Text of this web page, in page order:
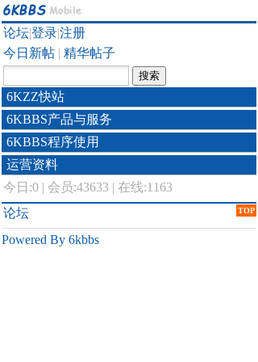
论坛|登录|注册
今日新帖 | 精华帖子
6KZZ快站
6KBBS产品与服务
6KBBS程序使用
运营资料
今日:0 | 会员:43633 | 在线:1163
TOP
论坛
Powered By 6kbbs